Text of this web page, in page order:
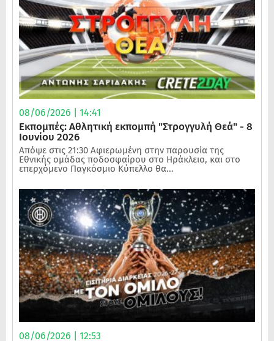
08/06/2026 | 14:41
Εκπομπές: Αθλητική εκπομπή "Στρογγυλή Θεά" - 8
Ιουνίου 2026
Απόψε στις 21:30 Αφιερωμένη στην παρουσία της
Εθνικής ομάδας ποδοσφαίρου στο Ηράκλειο, και στο
επερχόμενο Παγκόσμιο Κύπελλο θα...
08/06/2026 | 12:53